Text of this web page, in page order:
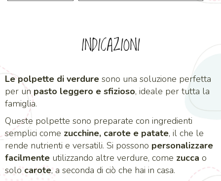
INDICAZIONI
Le polpette di verdure sono una soluzione perfetta
per un pasto leggero e sfizioso, ideale per tutta la
famiglia.
Queste polpette sono preparate con ingredienti
semplici come zucchine, carote e patate, il che le
rende nutrienti e versatili. Si possono personalizzare
facilmente utilizzando altre verdure, come zucca o
solo carote, a seconda di ciò che hai in casa.